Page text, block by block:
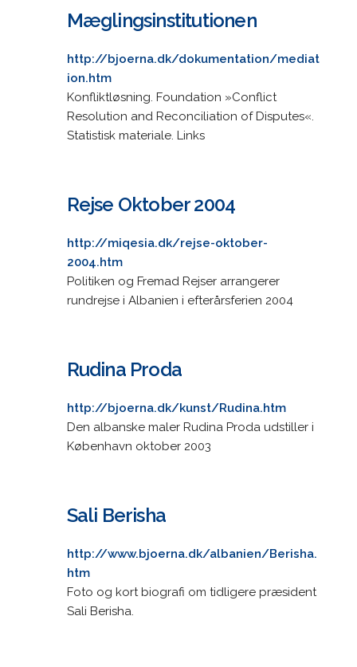
Mæglingsinstitutionen
http://bjoerna.dk/dokumentation/mediat
ion.htm
Konfliktløsning. Foundation »Conflict
Resolution and Reconciliation of Disputes«.
Statistisk materiale. Links
Rejse Oktober 2004
http://miqesia.dk/rejse-oktober-
2004.htm
Politiken og Fremad Rejser arrangerer
rundrejse i Albanien i efterårsferien 2004
Rudina Proda
http://bjoerna.dk/kunst/Rudina.htm
Den albanske maler Rudina Proda udstiller i
København oktober 2003
Sali Berisha
http://www.bjoerna.dk/albanien/Berisha.
htm
Foto og kort biografi om tidligere præsident
Sali Berisha.